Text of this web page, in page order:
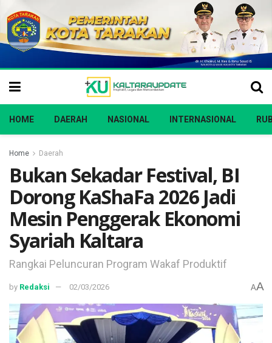
HOME DAERAH NASIONAL INTERNASIONAL
Home Daerah
Bukan Sekadar Festival, BI
Dorong KaShaFa 2026 Jadi
Mesin Penggerak Ekonomi
Syariah Kaltara
Rangkai Peluncuran Program Wakaf Produktif
by Redaksi 02/03/2026 AA